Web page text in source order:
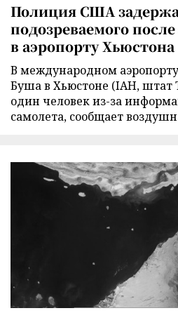
Полиция США
подозреваемого
в аэропорту Хьюстона
В международном
Буша в Хьюстоне (IAH, штат
один человек из-за
самолета, сообщает